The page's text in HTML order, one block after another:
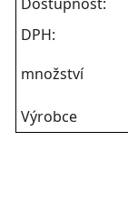
DPH:
množství
Výrobce